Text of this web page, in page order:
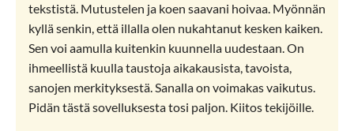
tekstistä. Mutustelen ja koen saavani hoivaa. Myönnän
kyllä senkin, että illalla olen nukahtanut kesken kaiken.
Sen voi aamulla kuitenkin kuunnella uudestaan. On
ihmeellistä kuulla taustoja aikakausista, tavoista,
sanojen merkityksestä. Sanalla on voimakas vaikutus.
Pidän tästä sovelluksesta tosi paljon. Kiitos tekijöille.